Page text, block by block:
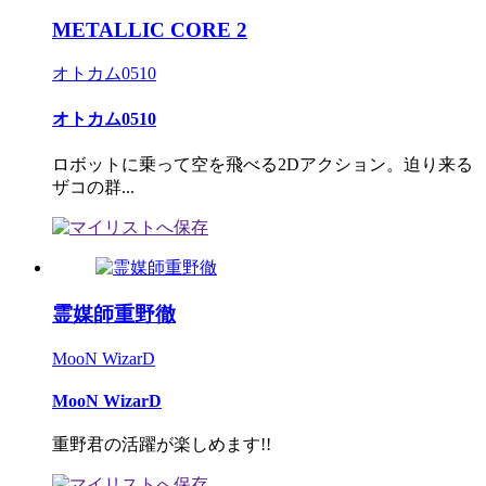
METALLIC CORE 2
オトカム0510
オトカム0510
ロボットに乗って空を飛べる2Dアクション。迫り来る
ザコの群...
霊媒師重野徹
MooN WizarD
MooN WizarD
重野君の活躍が楽しめます!!